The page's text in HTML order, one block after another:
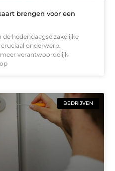
brengen voor een
de hedendaagse zakelijke
onderwerp.
verantwoordelijk
BEDRIJVEN